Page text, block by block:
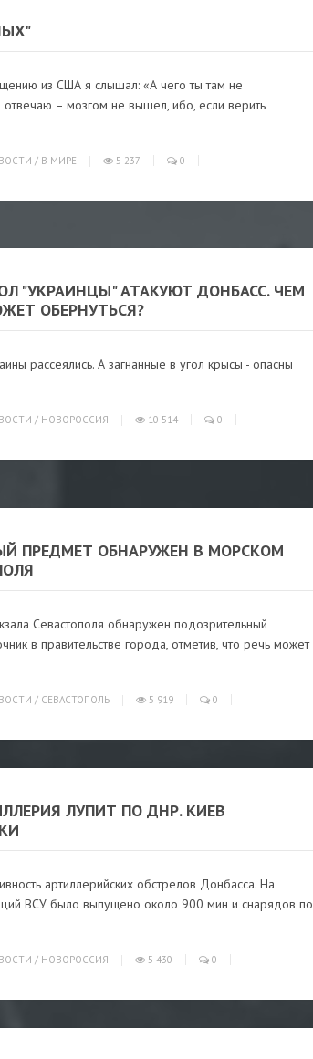
из США я слышал: «А чего ты там не
– мозгом не вышел, ибо, если верить
/ В МИРЕ 5 237 0
"УКРАИНЦЫ" АТАКУЮТ ДОНБАСС. ЧЕМ
ОБЕРНУТЬСЯ?
рассеялись. А загнанные в угол крысы - опасны
/ НОВОРОССИЯ 10 514 0
ПРЕДМЕТ ОБНАРУЖЕН В МОРСКОМ
Севастополя обнаружен подозрительный
в правительстве города, отметив, что речь может
/ СЕВАСТОПОЛЬ 5 919 0
ЛУПИТ ПО ДНР. КИЕВ
артиллерийских обстрелов Донбасса. На
ВСУ было выпущено около 900 мин и снарядов по
/ НОВОРОССИЯ 5 430 0